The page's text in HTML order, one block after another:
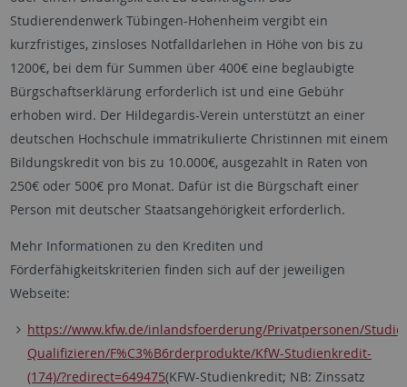
Studierendenwerk Tübingen-Hohenheim vergibt ein
kurzfristiges, zinsloses Notfalldarlehen in Höhe von bis zu
1200€, bei dem für Summen über 400€ eine beglaubigte
Bürgschaftserklärung erforderlich ist und eine Gebühr
erhoben wird. Der Hildegardis-Verein unterstützt an einer
deutschen Hochschule immatrikulierte Christinnen mit einem
Bildungskredit von bis zu 10.000€, ausgezahlt in Raten von
250€ oder 500€ pro Monat. Dafür ist die Bürgschaft einer
Person mit deutscher Staatsangehörigkeit erforderlich.
Mehr Informationen zu den Krediten und
Förderfähigkeitskriterien finden sich auf der jeweiligen
Webseite:
https://www.kfw.de/inlandsfoerderung/Privatpersonen/
Qualifizieren/F%C3%B6rderprodukte/KfW-Studienkredit-
(174)/?redirect=649475(KFW-Studienkredit; NB: Zinssatz